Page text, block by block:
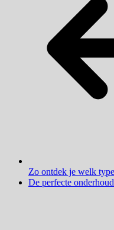
Zo ontdek je welk
De perfecte